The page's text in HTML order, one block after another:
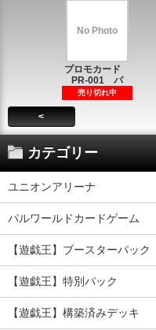
No Photo
プロモカード
PR-001 パ
売り切れ中
<
カテゴリー
ユニオンアリーナ
パルワールドカードゲーム
【遊戯王】ブースターパック
【遊戯王】特別パック
【遊戯王】構築済みデッキ